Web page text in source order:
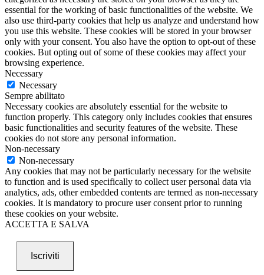
essential for the working of basic functionalities of the website. We
also use third-party cookies that help us analyze and understand how
you use this website. These cookies will be stored in your browser
only with your consent. You also have the option to opt-out of these
cookies. But opting out of some of these cookies may affect your
browsing experience.
Necessary
Necessary
Sempre abilitato
Necessary cookies are absolutely essential for the website to
function properly. This category only includes cookies that ensures
basic functionalities and security features of the website. These
cookies do not store any personal information.
Non-necessary
Non-necessary
Any cookies that may not be particularly necessary for the website
to function and is used specifically to collect user personal data via
analytics, ads, other embedded contents are termed as non-necessary
cookies. It is mandatory to procure user consent prior to running
these cookies on your website.
ACCETTA E SALVA
Iscriviti